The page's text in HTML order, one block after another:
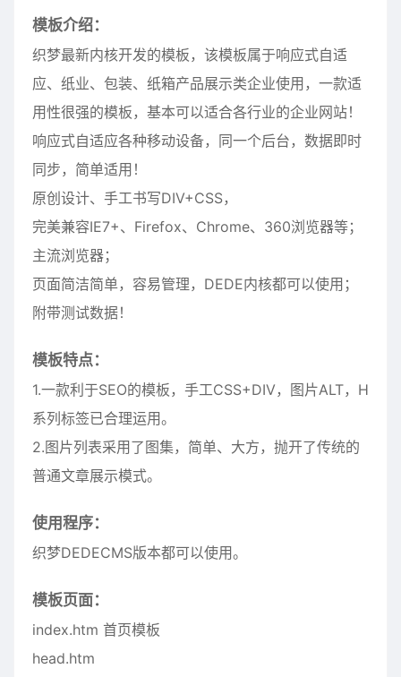
模板介绍：
织梦最新内核开发的模板，该模板属于响应式自适
应、纸业、包装、纸箱产品展示类企业使用，一款适
用性很强的模板，基本可以适合各行业的企业网站！
响应式自适应各种移动设备，同一个后台，数据即时
同步，简单适用！
原创设计、手工书写DIV+CSS，
完美兼容IE7+、Firefox、Chrome、360浏览器等；
主流浏览器；
页面简洁简单，容易管理，DEDE内核都可以使用；
附带测试数据！
模板特点：
1.一款利于SEO的模板，手工CSS+DIV，图片ALT，H
系列标签已合理运用。
2.图片列表采用了图集，简单、大方，抛开了传统的
普通文章展示模式。
使用程序：
织梦DEDECMS版本都可以使用。
模板页面：
index.htm 首页模板
head.htm